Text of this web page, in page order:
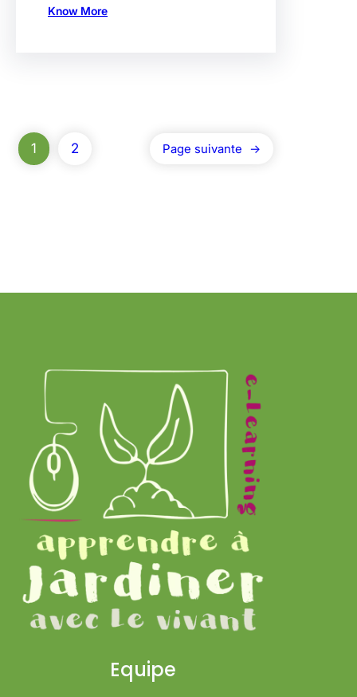
Know More
1 2 Page suivante →
Equipe